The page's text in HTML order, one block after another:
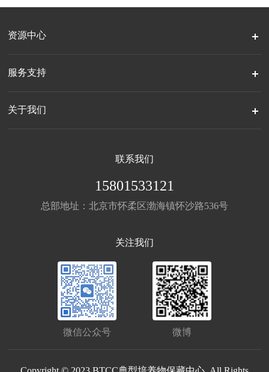
资源中心
服务支持
关于我们
联系我们
15801533121
总部地址：北京市怀柔区渤海镇怀沙路536号
关注我们
微信公众号 微博